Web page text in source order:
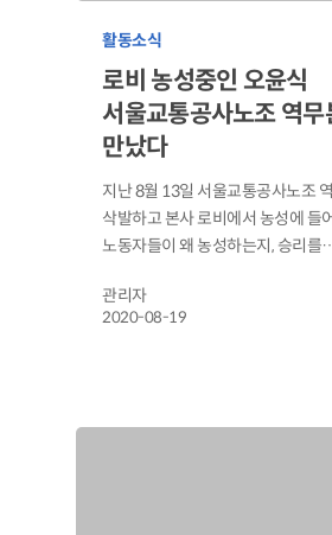
활동소식
로비 농성중인 오윤식
서울교통공사노조 역무
만났다
지난 8월 13일 서울교통공사노조
삭발하고 본사 로비에서 농성에 들
노동자들이 왜 농성하는지, 승리를
관리자
2020-08-19